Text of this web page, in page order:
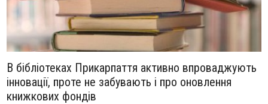
В бібліотеках Прикарпаття активно впроваджують
інновації, проте не забувають і про оновлення
книжкових фондів